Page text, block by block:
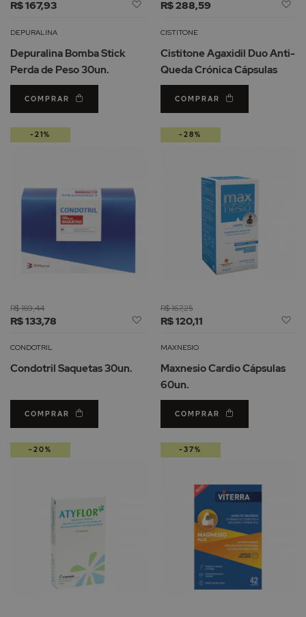
R$ 167,93
Adicionar
Lista
Desejos
DEPURALINA
Depuralina Bomba Stick
Perda de Peso 30un.
COMPRAR
R$ 288,59
CISTITONE
Cistitone Agaxidil Duo Anti-
Queda Crónica Cápsulas
COMPRAR
R$ 133,78
R$ 169,44
Adicionar
Lista
Desejos
CONDOTRIL
Condotril Saquetas 30un.
COMPRAR
-21%
R$ 120,11
R$ 167,25
MAXNESIO
Maxnesio Cardio Cápsulas
60un.
COMPRAR
-28%
-20% -37%